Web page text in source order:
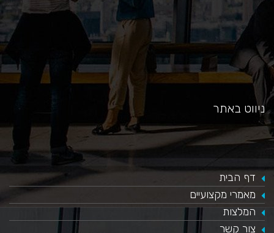
ניווט באתר
דף הבית
מאמרי מקצועיים
המלצות
צור קשר